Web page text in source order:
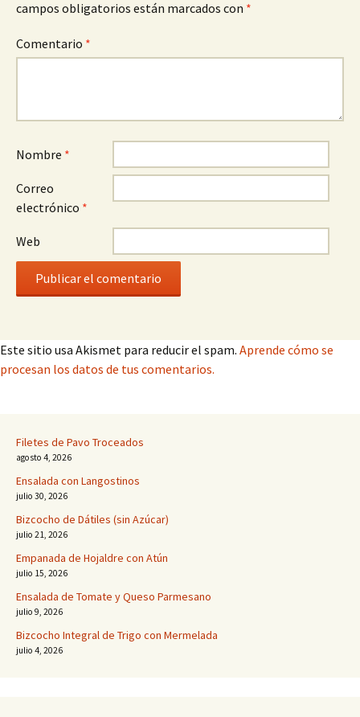
campos obligatorios están marcados con *
Comentario *
Nombre *
Correo
electrónico *
Web
Este sitio usa Akismet para reducir el spam. Aprende cómo se
procesan los datos de tus comentarios.
Filetes de Pavo Troceados
agosto 4, 2026
Ensalada con Langostinos
julio 30, 2026
Bizcocho de Dátiles (sin Azúcar)
julio 21, 2026
Empanada de Hojaldre con Atún
julio 15, 2026
Ensalada de Tomate y Queso Parmesano
julio 9, 2026
Bizcocho Integral de Trigo con Mermelada
julio 4, 2026